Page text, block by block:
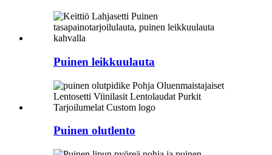
Puinen leikkuulauta
Puinen olutlento